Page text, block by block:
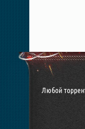
Любой